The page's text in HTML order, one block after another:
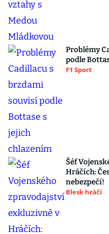
Problémy
podle
F1 Sport
Šéf
Hráčích:
nebezpečí!
Blesk hráči